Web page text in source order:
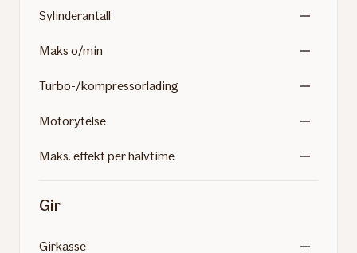
Sylinderantall
Maks o/min
Turbo-/kompressorlading
Motorytelse
Maks. effekt per halvtime
Gir
Girkasse